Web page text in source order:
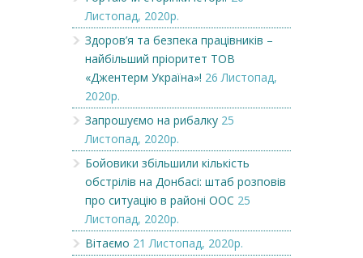
Листопад, 2020р.
Здоров’я та безпека працівників –
найбільший пріоритет ТОВ
«Джентерм Україна»! 26 Листопад,
2020р.
Запрошуємо на рибалку 25
Листопад, 2020р.
Бойовики збільшили кількість
обстрілів на Донбасі: штаб розповів
про ситуацію в районі ООС 25
Листопад, 2020р.
Вітаємо 21 Листопад, 2020р.